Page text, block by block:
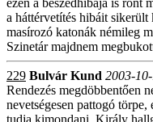
ezen a beszédhibája is ront
a háttérvetítés hibáit
masírozó katonák némileg
Szinetár majdnem
229 Bulvár Kund 2003-
Rendezés megdöbbentően
nevetségesen pattogó
tudja kimondani. Király